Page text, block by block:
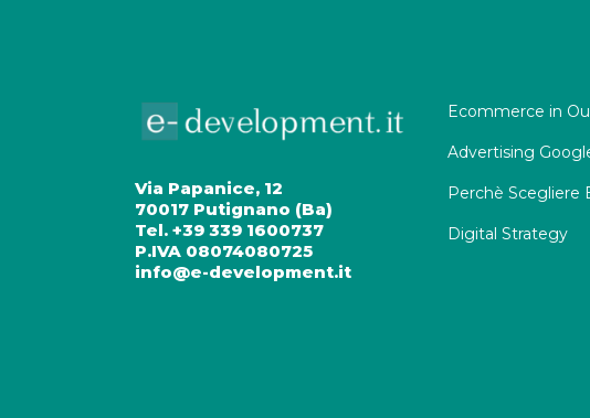
Via Papanice, 12
70017 Putignano (Ba)
Tel. +39 339 1600737
P.IVA 08074080725
info@e-development.it
Ecommerce in
Advertising
Perchè Scegliere
Digital Strategy